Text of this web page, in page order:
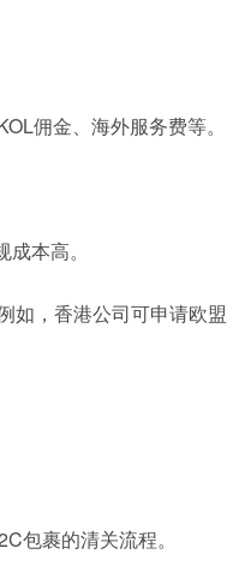
佣金、海外服务费等。
本高。
如，香港公司可申请欧盟
包裹的清关流程。